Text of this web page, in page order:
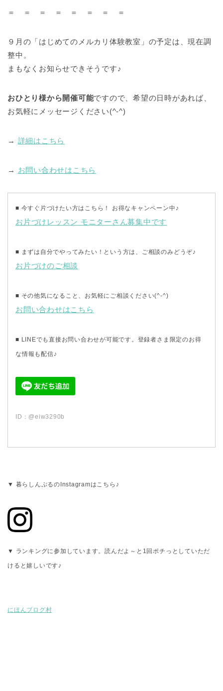
＝ ＝ ＝ ＝ ＝ ＝ ＝ ＝
９月の「はじめてのメルカリ体験教室」の予定は、現在調
整中。
まもなくお知らせできそうです♪
おひとり様から開催可能ですので、希望の日時があれば、
お気軽にメッセージください(^-^)
→ 詳細はこちら
→ お問い合わせはこちら
■ 今すぐ片づけたい方はこちら！ お得なキャンペーン中♪
お片づけレッスン モニターさん募集中です
■ まずは自分でやってみたい！という方は、ご相談のみどうぞ♪
お片づけのご相談
■ その他気になること、お気軽にご相談ください(^-^)
お問い合わせはこちら
■ LINEでも直接お問い合わせが可能です。登録者さま限定のお得
な情報も配信♪
ID：@eiw3290b
▼ 暮らしんぷるのInstagramはこちら♪
▼ ランキングに参加しています。読んだよ～と1回ポチっとしていただ
けると嬉しいです♪
にほんブログ村